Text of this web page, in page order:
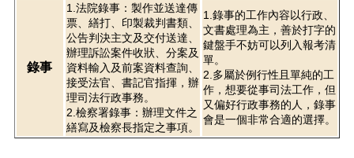
錄事
1.法院錄事：製作並送達傳
票、繕打、印製裁判書類、
公告判決主文及交付送達、
辦理訴訟案件收狀、分案及
資料輸入及前案資料查詢、
接受法官、書記官指揮，辦
理司法行政事務。
2.檢察署錄事：辦理文件之
繕寫及檢察長指定之事項。
1.錄事的工作內容以行政、
文書處理為主，善於打字的
鍵盤手不妨可以列入報考清
單。
2.多屬於例行性且單純的工
作，想要從事司法工作，但
又偏好行政事務的人，錄事
會是一個非常合適的選擇。